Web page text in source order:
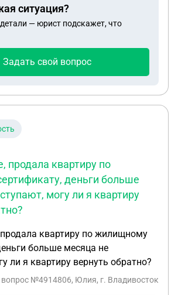
ситуация?
— юрист подскажет, что
Задать свой вопрос
продала квартиру по
деньги больше
могу ли я квартиру
квартиру по жилищному
больше месяца не
ли я квартиру вернуть обратно?
вопрос №4914806, Юлия, г. Владивосток